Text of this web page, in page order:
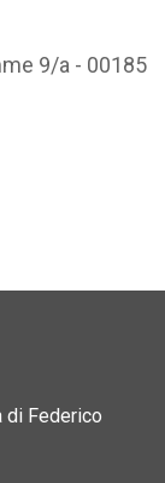
9/a - 00185
di Federico